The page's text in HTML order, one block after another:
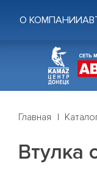
О КОМПАНИИ
Главная
Втулка